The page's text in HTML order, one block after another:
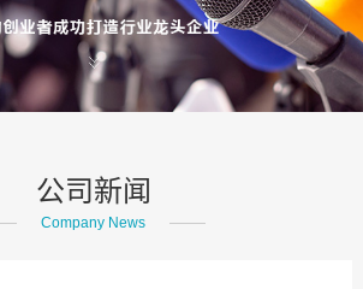
公司新闻
Company News